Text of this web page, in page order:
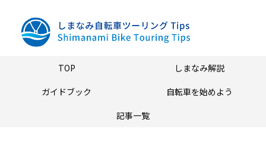
TOP
しまなみ解説
ガイドブック
自転車を始めよう
記事一覧